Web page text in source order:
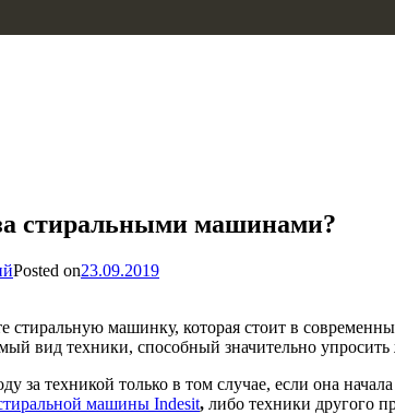
стиральными машинами?
Posted on23.09.2019
стиральную машинку, которая стоит в
вид техники, способный значительно
за техникой только в том случае, если она
машины Indesit, либо техники другого